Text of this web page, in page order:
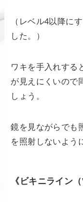
（レベル4以降に
した。）
ワキを手入れする
が見えにくいので
しょう。
鏡を見ながらでも
を照射しないよう
《ビキニライン